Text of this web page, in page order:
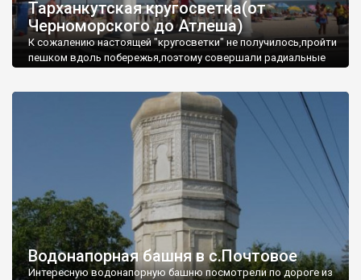
Тарханкутская кругосветка(от
Черноморского до Атлеша)
К сожалению настоящей "кругосветки" не получилось,пройти
пешком вдоль побережья,поэтому совершали радиальные
Водонапорная башня в с.Почтовое
Интересную водонапорную башню посмотрели по дороге из